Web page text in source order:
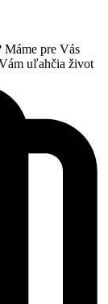
pre Vás
uľahčia život